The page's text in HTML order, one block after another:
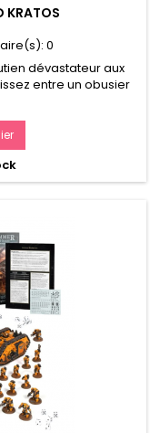
KRATOS
0
dévastateur aux
entre un obusier
éclateur, en plus
Date de sortie le